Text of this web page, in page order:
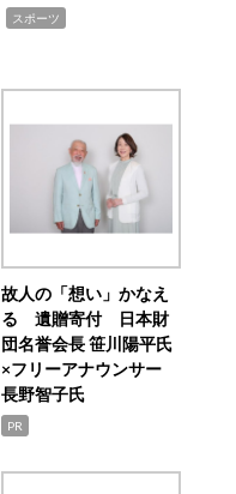
スポーツ
故人の「想い」かなえ
る 遺贈寄付 日本財
団名誉会長 笹川陽平氏
×フリーアナウンサー
長野智子氏
PR